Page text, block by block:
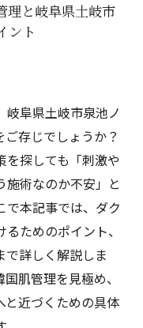
理と岐阜県土岐市
ント
阜県土岐市泉池ノ
存じでしょうか？
を探しても「刺激や
施術なのか不安」と
で本記事では、ダク
ためのポイント、
で詳しく解説しま
肌管理を見極め、
と近づくための具体